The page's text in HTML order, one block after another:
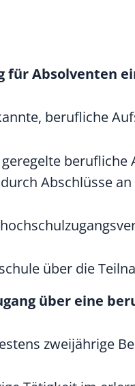
für Absolventen
berufliche
Abschlüsse
über die
über eine
zweijährige